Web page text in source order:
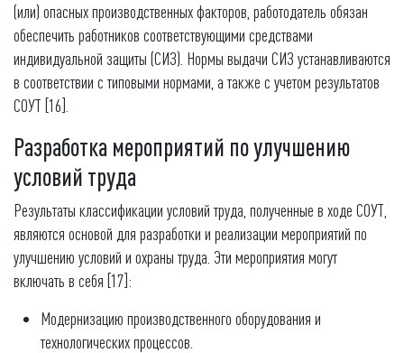
(или) опасных производственных факторов, работодатель обязан
обеспечить работников соответствующими средствами
индивидуальной защиты (СИЗ). Нормы выдачи СИЗ устанавливаются
в соответствии с типовыми нормами, а также с учетом результатов
СОУТ [16].
Разработка мероприятий по улучшению
условий труда
Результаты классификации условий труда, полученные в ходе СОУТ,
являются основой для разработки и реализации мероприятий по
улучшению условий и охраны труда. Эти мероприятия могут
включать в себя [17]:
Модернизацию производственного оборудования и
технологических процессов.